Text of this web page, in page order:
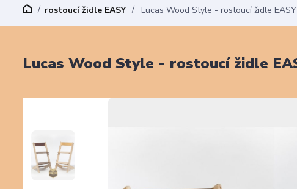
rostoucí židle EASY Lucas Wood Style - rostoucí židle
Lucas Wood Style - rostoucí židle